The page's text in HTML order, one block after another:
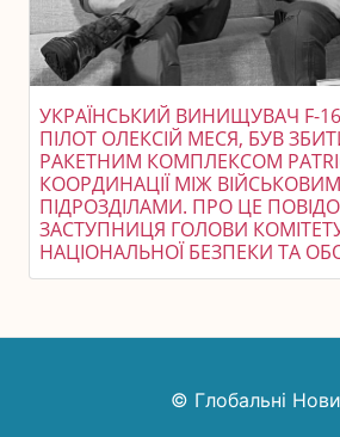
УКРАЇНСЬКИЙ ВИНИЩУВАЧ F-
ПІЛОТ ОЛЕКСІЙ МЕСЯ, БУВ
РАКЕТНИМ КОМПЛЕКСОМ
КООРДИНАЦІЇ МІЖ
ПІДРОЗДІЛАМИ. ПРО ЦЕ
ЗАСТУПНИЦЯ ГОЛОВИ
НАЦІОНАЛЬНОЇ БЕЗПЕКИ ТА
© Глобальні